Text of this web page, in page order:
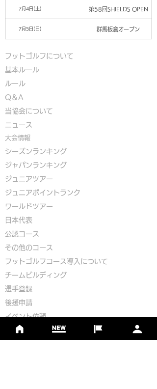
7月4日(土) 第58回SHIELDS OPEN
7月5日(日) 群馬板倉オープン
フットゴルフについて
基本ルール
ルール
Q＆A
​当協会について
​ニュース
大会情報
シーズンランキング
ジャパンランキング
ジュニアツアー
ジュニアポイントランク
​ワールドツアー
​​日本代表
公認コース
​その他のコース
​ フットゴルフコース導入について
​チームビルディング
選手登録​
​後援申請
​イベント依頼
プライバシーポリシー